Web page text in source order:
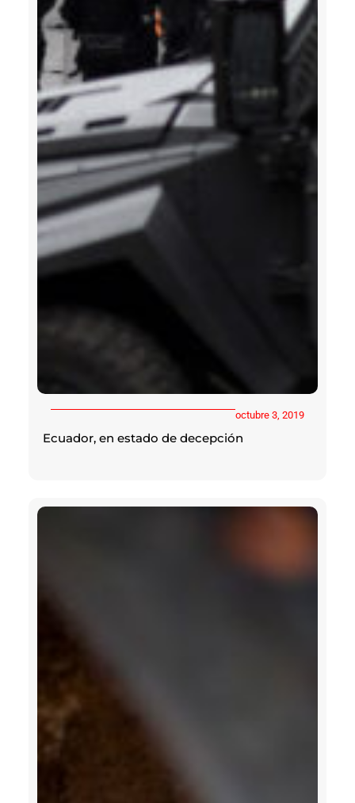
octubre 3, 2019
Ecuador, en estado de decepción